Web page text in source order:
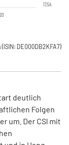
17,5k
(ISIN: DE000DB2KFA7)
deutlich
Folgen
um. Der CSI mit